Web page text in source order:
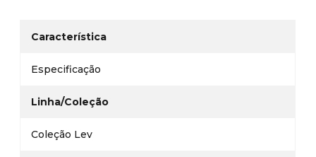
Característica
Especificação
Linha/Coleção
Coleção Lev